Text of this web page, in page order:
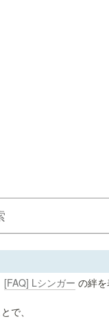
[FAQ] Lシンガー の絆を
で、